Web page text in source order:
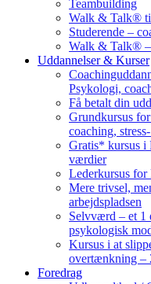
Teambuilding
Walk & Talk®
Studerende –
Walk & Talk® –
Uddannelser & Kurser
Psykologi,
Få betalt din
Grundkursus
coaching,
Gratis* kursus i
værdier
Lederkursus
Mere trivsel,
arbejdspladsen
Selvværd – et 1
psykologisk
Kursus i at
overtænkning –
Foredrag